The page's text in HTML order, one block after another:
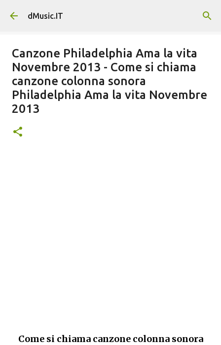
Passa ai contenuti principali
dMusic.IT
Canzone Philadelphia Ama la vita
Novembre 2013 - Come si chiama
canzone colonna sonora
Philadelphia Ama la vita Novembre
2013
Come si chiama canzone colonna sonora